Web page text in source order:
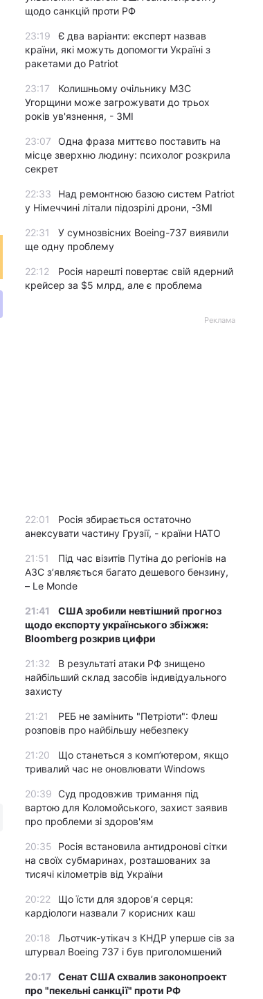
щодо санкцій проти РФ
23:19
Є два варіанти: експерт назвав
країни, які можуть допомогти Україні з
ракетами до Patriot
23:17
Колишньому очільнику МЗС
Угорщини може загрожувати до трьох
років ув'язнення, - ЗМІ
23:07
Одна фраза миттєво поставить на
місце зверхню людину: психолог розкрила
секрет
22:33
Над ремонтною базою систем Patriot
у Німеччині літали підозрілі дрони, -ЗМІ
22:31
У сумнозвісних Boeing-737 виявили
ще одну проблему
22:12
Росія нарешті повертає свій ядерний
крейсер за $5 млрд, але є проблема
Реклама
22:01
Росія збирається остаточно
анексувати частину Грузії, - країни НАТО
21:51
Під час візитів Путіна до регіонів на
АЗС з’являється багато дешевого бензину,
– Le Monde
21:41
США зробили невтішний прогноз
щодо експорту українського збіжжя:
Bloomberg розкрив цифри
21:32
В результаті атаки РФ знищено
найбільший склад засобів індивідуального
захисту
21:21
РЕБ не замінить "Петріоти": Флеш
розповів про найбільшу небезпеку
21:20
Що станеться з комп’ютером, якщо
тривалий час не оновлювати Windows
20:39 Суд продовжив тримання під
вартою для Коломойського, захист заявив
про проблеми зі здоров'ям
20:35
Росія встановила антидронові сітки
на своїх субмаринах, розташованих за
тисячі кілометрів від України
20:22
Що їсти для здоров’я серця:
кардіологи назвали 7 корисних каш
20:18
Льотчик-утікач з КНДР уперше сів за
штурвал Boeing 737 і був приголомшений
20:17 Сенат США схвалив законопроект
про "пекельні санкції" проти РФ